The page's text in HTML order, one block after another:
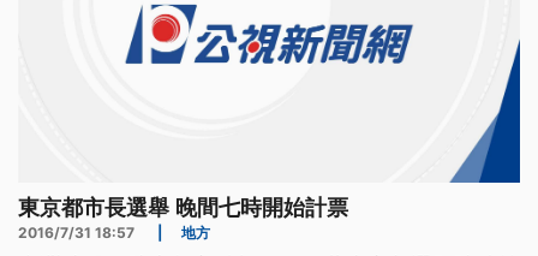
東京都市長選舉 晚間七時開始計票
2016/7/31 18:57 地方